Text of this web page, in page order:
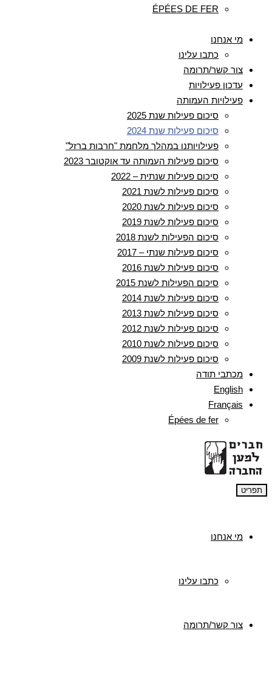
ÉPÉES DE FER
מי אנחנו
כתבו עלינו
צור קשר/תרומה
עדכון פעילויות
פעילויות העמותה
סיכום פעילות שנת 2025
סיכום פעילות שנת 2024
פעילויותנו במהלך מלחמת "חרבות ברזל"
סיכום פעילות העמותה עד אוקטובר 2023
סיכום פעילות שנתית – 2022
סיכום פעילות לשנת 2021
סיכום פעילות לשנת 2020
סיכום פעילות לשנת 2019
סיכום הפעילות לשנת 2018
סיכום פעילות שנתי – 2017
סיכום פעילות לשנת 2016
סיכום הפעילות לשנת 2015
סיכום פעילות לשנת 2014
סיכום פעילות לשנת 2013
סיכום פעילות לשנת 2012
סיכום פעילות לשנת 2010
סיכום פעילות לשנת 2009
מכתבי תודה
English
Français
Épées de fer
תפריט
מי אנחנו
כתבו עלינו
צור קשר/תרומה